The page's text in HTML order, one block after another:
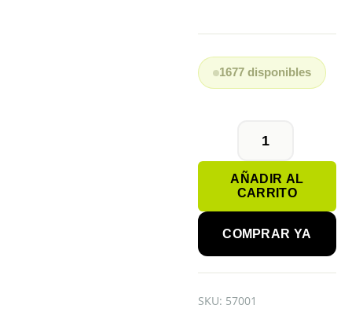
1677 disponibles
PILA
BOTÓN
377
SR616SW
cantidad
AÑADIR AL
CARRITO
COMPRAR YA
SKU: 57001